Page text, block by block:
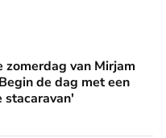
Mirjam Bouwman eruit?
zomerdag van Mirjam
de dag met een
stacaravan'